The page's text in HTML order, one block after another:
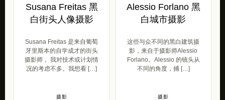
Susana Freitas 黑
白街头人像摄影
Susana Freitas 是来自葡萄
牙里斯本的自学成才的街头
摄影师， 我对技术或计划情
况的考虑不多。我想看 […]
摄影
Alessio Forlano 黑
白城市摄影
这些与众不同的黑白建筑摄
影，来自于摄影师Alessio
Forlano。Alessio 的镜头从
不同的角度，捕 […]
摄影